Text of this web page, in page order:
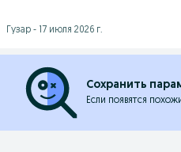
Гузар - 17 июля 2026 г.
Сохранить
Если появятся